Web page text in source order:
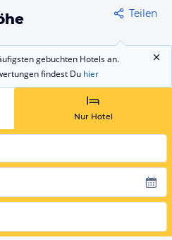
Teilen
gebuchten Hotels an.
findest Du hier
Nur Hotel